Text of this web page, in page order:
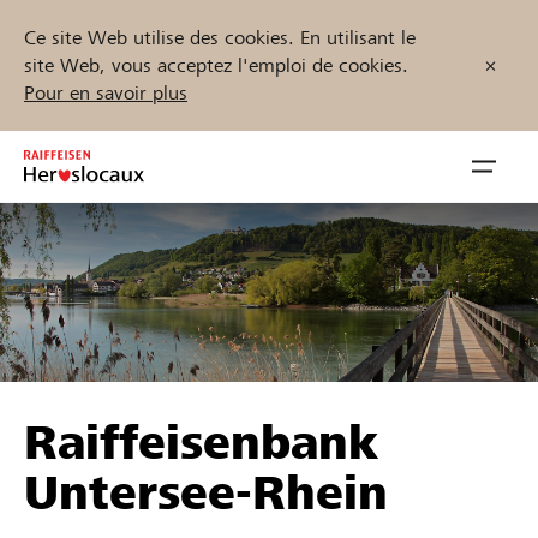
Ce site Web utilise des cookies. En utilisant le
site Web, vous acceptez l'emploi de cookies.
Pour en savoir plus
Inhalt
springen
öffnen
Parrainer
Soutien & assistance
Trouvez des projets et des organisations
Démarrez maintenant
Raiffeisenbank
Untersee-Rhein